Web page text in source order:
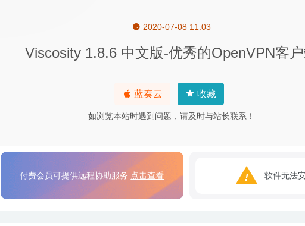
2020-07-08 11:03
Viscosity 1.8.6 中文版-优秀的OpenVPN客
蓝奏云 收藏
如浏览本站时遇到问题，请及时与站长联系！
付费会员可提供远程协助服务 点击查看 软件无法
iNet Network Scanner 2.7.2 – 优秀的网络设备监视器 2020-05-10
Firetask 4.8.3-GTD任务效率管理工具 2024-09-22
ON1 Effects 20.4.1.18862 中文版-优秀的照片滤镜/LUT/纹理处理工具